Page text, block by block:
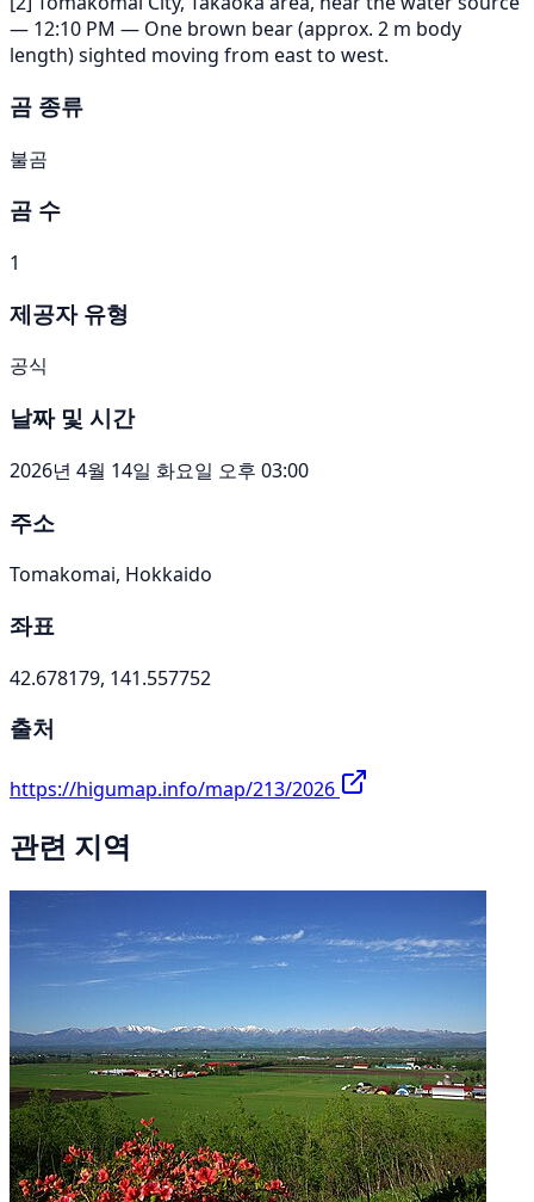
— 12:10 PM — One brown bear (approx. 2 m body
length) sighted moving from east to west.
곰 종류
불곰
곰 수
1
제공자 유형
공식
날짜 및 시간
2026년 4월 14일 화요일 오후 03:00
주소
Tomakomai, Hokkaido
좌표
42.678179, 141.557752
출처
https://higumap.info/map/213/2026
관련 지역